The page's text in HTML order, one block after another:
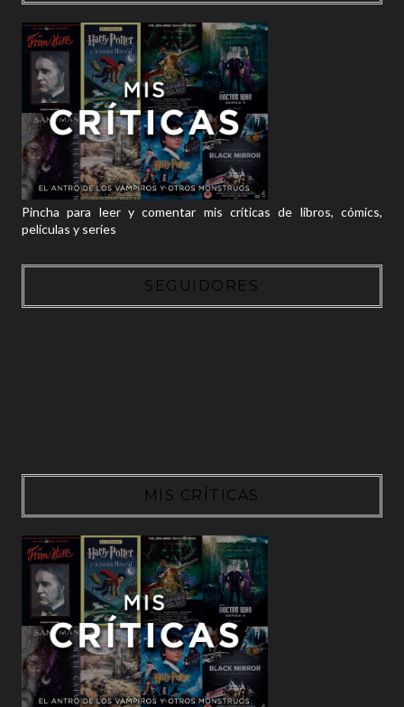
Pincha para leer y comentar mis críticas de libros, cómics,
películas y series
SEGUIDORES
MIS CRÍTICAS